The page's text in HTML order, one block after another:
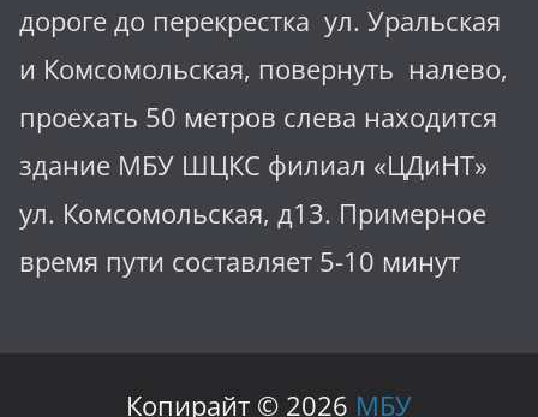
дороге до перекрестка ул. Уральская
и Комсомольская, повернуть налево,
проехать 50 метров слева находится
здание МБУ ШЦКС филиал «ЦДиНТ»
ул. Комсомольская, д13. Примерное
время пути составляет 5-10 минут
Копирайт © 2026 МБУ